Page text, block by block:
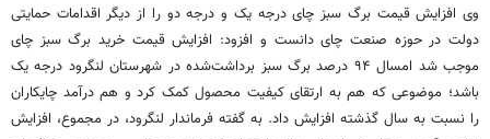
وی افزایش قیمت برگ سبز چای درجه یک و درجه دو را از دیگر اقدامات حمایتی
دولت در حوزه صنعت چای دانست و افزود: افزایش قیمت خرید برگ سبز چای
موجب شد امسال ۹۴ درصد برگ سبز برداشت‌شده در شهرستان لنگرود درجه یک
باشد؛ موضوعی که هم به ارتقای کیفیت محصول کمک کرد و هم درآمد چایکاران
را نسبت به سال گذشته افزایش داد. به گفته فرماندار لنگرود، در مجموع، افزایش